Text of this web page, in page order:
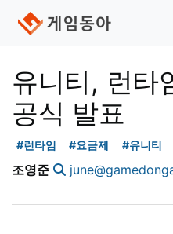
유니티, 런타
공식 발표
#런타임 #요금제 #유니티
조영준